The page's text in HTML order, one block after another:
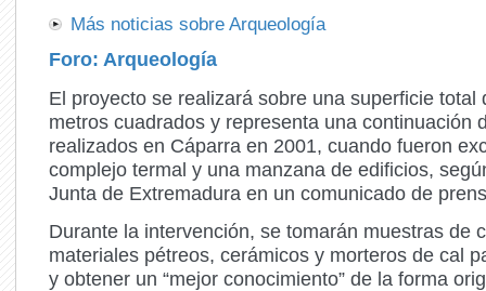
Más noticias sobre Arqueología
Foro: Arqueología
El proyecto se realizará sobre una superficie total
metros cuadrados y representa una continuación
realizados en Cáparra en 2001, cuando fueron
complejo termal y una manzana de edificios,
Junta de Extremadura en un comunicado de
Durante la intervención, se tomarán muestras de
materiales pétreos, cerámicos y morteros de cal
y obtener un “mejor conocimiento” de la forma